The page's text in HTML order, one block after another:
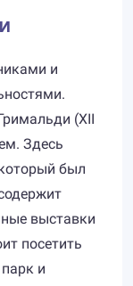
и
(XII
Здесь
был
выставки
посетить
и